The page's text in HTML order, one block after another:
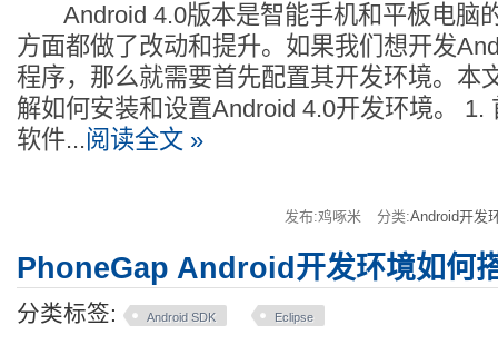
Android 4.0版本是智能手机和平板电脑
方面都做了改动和提升。如果我们想开发
程序，那么就需要首先配置其开发环境。本
解如何安装和设置Android 4.0开发环境。 1.
软件...阅读全文 »
发布:鸡啄米 分类:Android开发
PhoneGap Android开发环境如何
分类标签: Android SDK Eclipse